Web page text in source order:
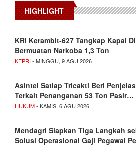
HIGHLIGHT
KRI Kerambit-627 Tangkap Kapal
Bermuatan Narkoba 1,3 Ton
KEPRI- MINGGU, 9 AGU 2026
Asintel Satlap Tricakti Beri
Terkait Penanganan 53 Ton Pasir…
HUKUM- KAMIS, 6 AGU 2026
Mendagri Siapkan Tiga Langkah
Solusi Operasional Gaji Pegawai